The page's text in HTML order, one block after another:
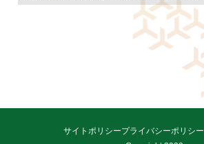
サイトポリシープライバシーポリシー